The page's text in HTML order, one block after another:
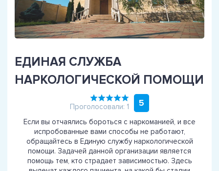
ЕДИНАЯ СЛУЖБА
НАРКОЛОГИЧЕСКОЙ ПОМОЩИ
Проголосовали: 1 5
Если вы отчаялись бороться с наркоманией, и все
испробованные вами способы не работают,
обращайтесь в Единую службу наркологической
помощи. Задачей данной организации является
помощь тем, кто страдает зависимостью. Здесь